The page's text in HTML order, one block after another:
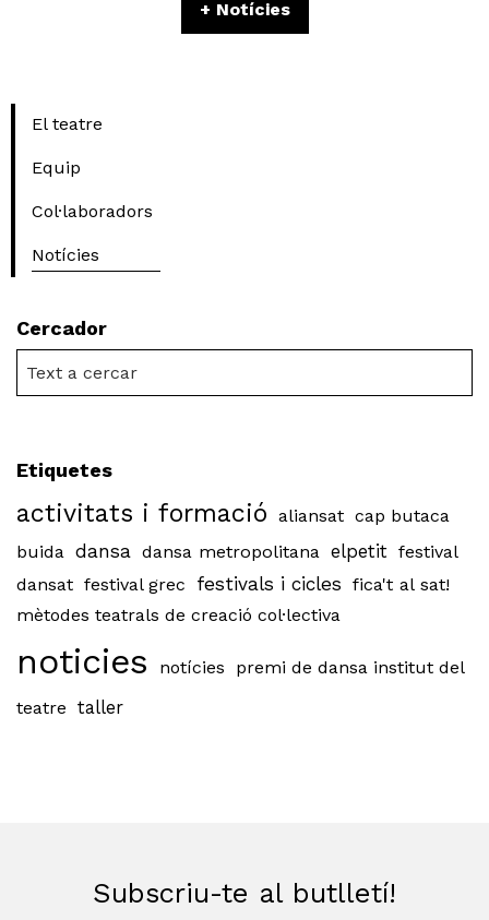
+ Notícies
El teatre
Equip
Col·laboradors
Notícies
Cercador
Etiquetes
activitats i formació aliansat cap butaca
buida dansa dansa metropolitana elpetit festival
dansat festival grec festivals i cicles fica't al sat!
mètodes teatrals de creació col·lectiva
noticies notícies
premi de dansa institut del
teatre taller
Subscriu-te al butlletí!